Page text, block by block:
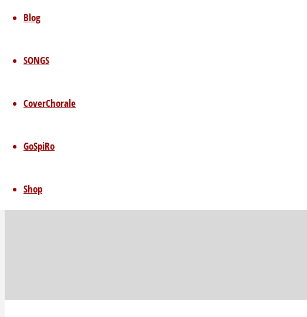
Blog
SONGS
CoverChorale
GoSpiRo
Shop